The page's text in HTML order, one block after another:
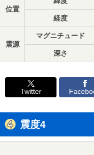
位置
経度
震源
マグニチュード
深さ
Twitter
震度4